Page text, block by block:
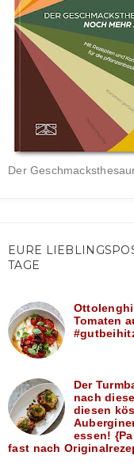
Der
EURE
TAGE
Tomaten
Der
nach
diesen
essen!
fast nach